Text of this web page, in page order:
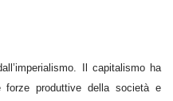
Il capitalismo ha
produttive della società e